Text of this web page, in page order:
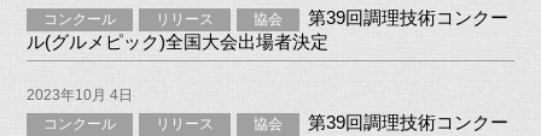
コンクール
リリース 協会
第39回調理技術コンクー
ル(グルメピック)全国大会出場者決定
2023年10月 4日
コンクール
リリース 協会
第39回調理技術コンクー